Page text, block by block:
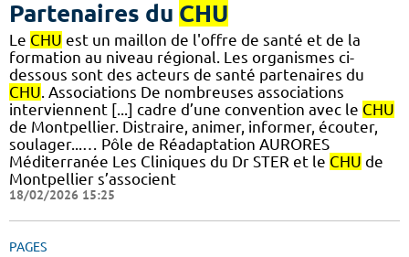
Partenaires du CHU
Le CHU est un maillon de l'offre de santé et de la
formation au niveau régional. Les organismes ci-
dessous sont des acteurs de santé partenaires du
CHU . Associations De nombreuses associations
interviennent [...] cadre d’une convention avec le CHU
de Montpellier. Distraire, animer, informer, écouter,
soulager...… Pôle de Réadaptation AURORES
Méditerranée Les Cliniques du Dr STER et le CHU de
Montpellier s’associent
18/02/2026 15:25
PAGES